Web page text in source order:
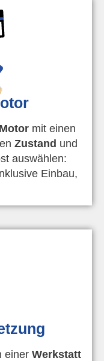
mit einen
Zustand und
auswählen:
Einbau,
einer Werkstatt